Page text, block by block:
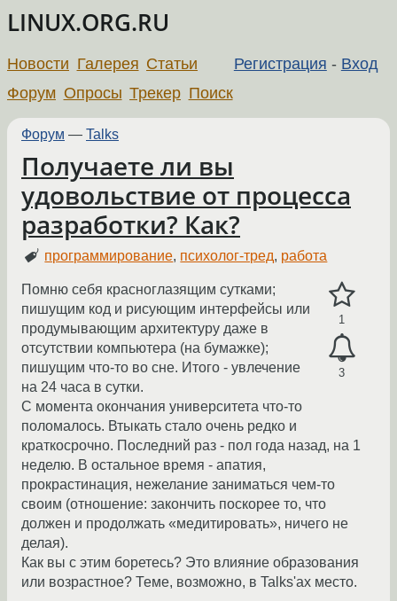
LINUX.ORG.RU
Регистрация - Вход
Новости Галерея Статьи
Форум Опросы Трекер Поиск
Форум — Talks
Получаете ли вы
удовольствие от процесса
разработки? Как?
программирование, психолог-тред, работа
1
3
Помню себя красноглазящим сутками;
пишущим код и рисующим интерфейсы или
продумывающим архитектуру даже в
отсутствии компьютера (на бумажке);
пишущим что-то во сне. Итого - увлечение
на 24 часа в сутки.
С момента окончания университета что-то
поломалось. Втыкать стало очень редко и
краткосрочно. Последний раз - пол года назад, на 1
неделю. В остальное время - апатия,
прокрастинация, нежелание заниматься чем-то
своим (отношение: закончить поскорее то, что
должен и продолжать «медитировать», ничего не
делая).
Как вы с этим боретесь? Это влияние образования
или возрастное? Теме, возможно, в Talks'ах место.